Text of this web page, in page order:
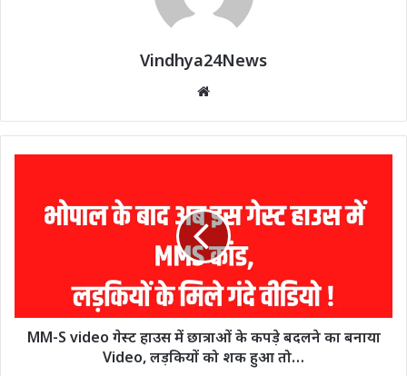
Vindhya24News
MM-S video गेस्ट हाउस में छात्राओं के कपड़े बदलने का बनाया
Video, लड़कियों को शक हुआ तो…